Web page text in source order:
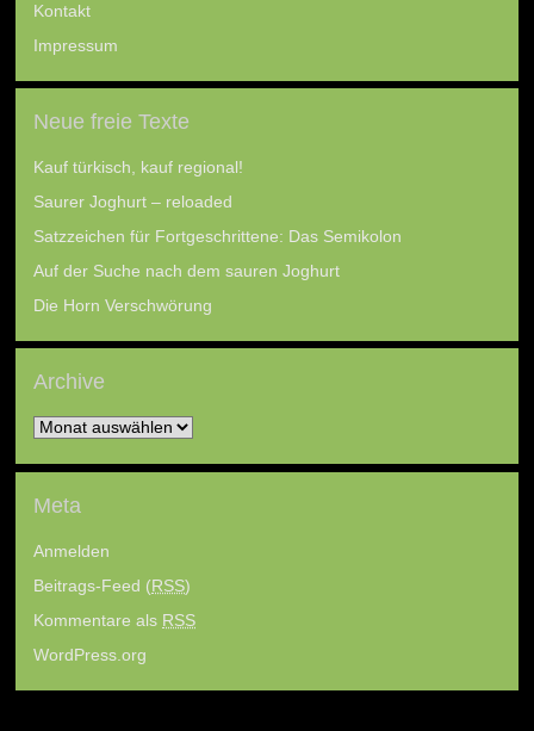
Kontakt
Impressum
Neue freie Texte
Kauf türkisch, kauf regional!
Saurer Joghurt – reloaded
Satzzeichen für Fortgeschrittene: Das Semikolon
Auf der Suche nach dem sauren Joghurt
Die Horn Verschwörung
Archive
Archive
Meta
Anmelden
Beitrags-Feed (RSS)
Kommentare als RSS
WordPress.org